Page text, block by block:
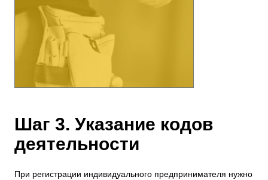
Шаг 3. Указание кодов
деятельности
При регистрации индивидуального предпринимателя нужно